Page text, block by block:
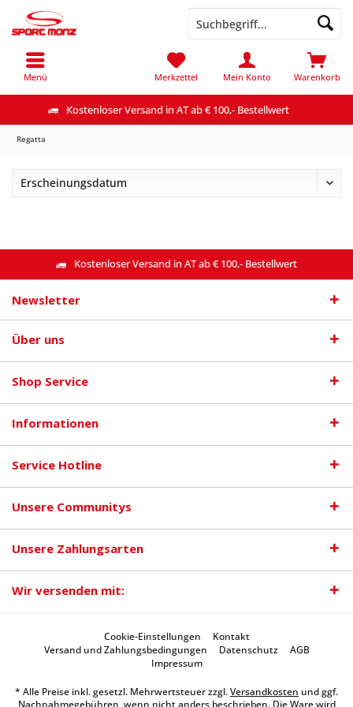
Kostenloser Versand in AT ab € 100,- Bestellwert
Menü Warenkorb
Merkzettel Mein Konto
Regatta
Kostenloser Versand in AT ab € 100,- Bestellwert
Newsletter
Über uns
Shop Service
Informationen
Service Hotline
Unsere Communitys
Unsere Zahlungsarten
Wir versenden mit:
Cookie-Einstellungen
Kontakt
Versand und Zahlungsbedingungen
Datenschutz
AGB
Impressum
* Alle Preise inkl. gesetzl. Mehrwertsteuer zzgl.Versandkosten und ggf.
Nachnahmegebühren, wenn nicht anders beschrieben. Die Ware wird